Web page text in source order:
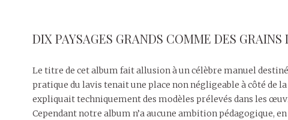
DIX PAYSAGES GRANDS COMME DES GRAINS
Le titre de cet album fait allusion à un célèbre manuel
pratique du lavis tenait une place non négligeable à côté de
expliquait techniquement des modèles prélevés dans les
Cependant notre album n’a aucune ambition pédagogique,